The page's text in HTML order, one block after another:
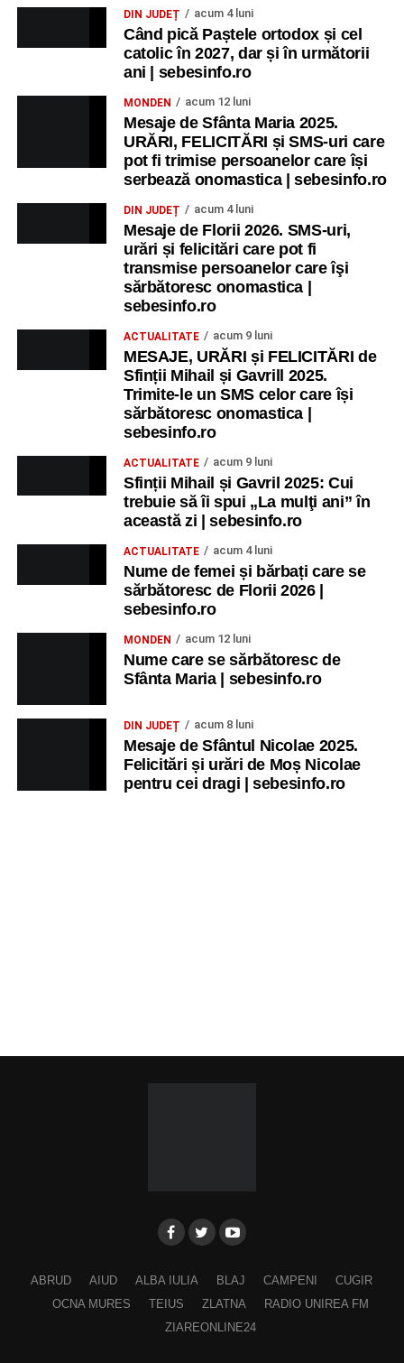
DIN JUDEȚ acum 4 luni
Când pică Paștele ortodox și cel
catolic în 2027, dar și în următorii
ani | sebesinfo.ro
MONDEN acum 12 luni
Mesaje de Sfânta Maria 2025.
URĂRI, FELICITĂRI și SMS-uri care
pot fi trimise persoanelor care își
serbează onomastica | sebesinfo.ro
DIN JUDEȚ acum 4 luni
Mesaje de Florii 2026. SMS-uri,
urări și felicitări care pot fi
transmise persoanelor care îşi
sărbătoresc onomastica |
sebesinfo.ro
ACTUALITATE acum 9 luni
MESAJE, URĂRI și FELICITĂRI de
Sfinții Mihail și Gavrill 2025.
Trimite-le un SMS celor care își
sărbătoresc onomastica |
sebesinfo.ro
ACTUALITATE acum 9 luni
Sfinții Mihail și Gavril 2025: Cui
trebuie să îi spui „La mulţi ani” în
această zi | sebesinfo.ro
ACTUALITATE acum 4 luni
Nume de femei și bărbați care se
sărbătoresc de Florii 2026 |
sebesinfo.ro
MONDEN acum 12 luni
Nume care se sărbătoresc de
Sfânta Maria | sebesinfo.ro
DIN JUDEȚ acum 8 luni
Mesaje de Sfântul Nicolae 2025.
Felicitări și urări de Moș Nicolae
pentru cei dragi | sebesinfo.ro
ABRUD AIUD ALBA IULIA BLAJ CAMPENI
CUGIR
OCNA MURES
TEIUS ZLATNA
RADIO UNIREA FM
ZIAREONLINE24